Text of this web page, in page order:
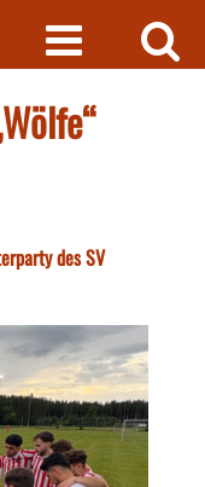
des SV